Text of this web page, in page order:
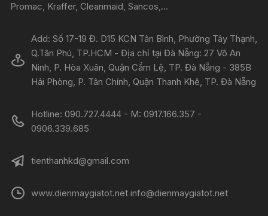
Promac, Kraffer, Cleanmaid, Sancos,...
Add: Số 17-19 Đ. D15 KCN Tân Bình, Phường Tây Thạnh,
Q.Tân Phú, TP.HCM - Địa chỉ tại Đà Nẵng: 27 Võ An
Ninh, P. Hòa Xuân, Quận Cẩm Lệ, TP. Đà Nẵng - 385B
Hải Phòng, P. Tân Chính, Quận Thanh Khê, TP. Đà Nẵng
Hotline: 090.727.4444 - M: 0917.166.357 -
0906.339.685
tienthanhkd@gmail.com
www.dienmaygiatot.net info@dienmaygiatot.net